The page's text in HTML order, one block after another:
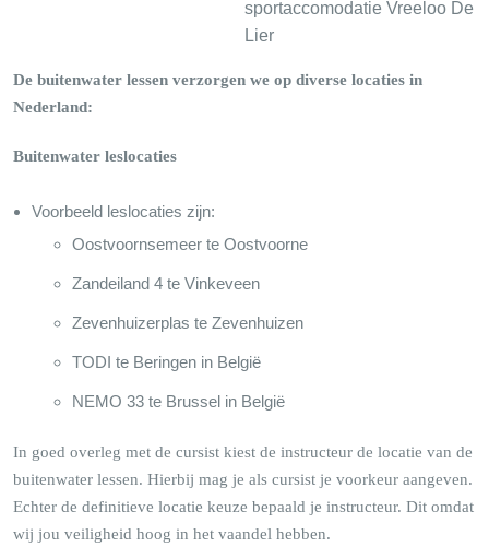
De buitenwater lessen verzorgen we op diverse locaties in
Nederland:
Buitenwater leslocaties
Voorbeeld leslocaties zijn:
Oostvoornsemeer te Oostvoorne
Zandeiland 4 te Vinkeveen
Zevenhuizerplas te Zevenhuizen
TODI te Beringen in België
NEMO 33 te Brussel in België
In goed overleg met de cursist kiest de instructeur de locatie van de
buitenwater lessen. Hierbij mag je als cursist je voorkeur aangeven.
Echter de definitieve locatie keuze bepaald je instructeur. Dit omdat
wij jou veiligheid hoog in het vaandel hebben.